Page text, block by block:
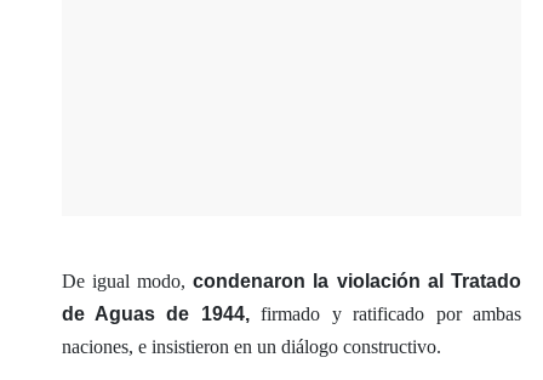
De igual modo,condenaron la violación al Tratado
de Aguas de 1944,firmado y ratificado por ambas
naciones, e insistieron en un diálogo constructivo.